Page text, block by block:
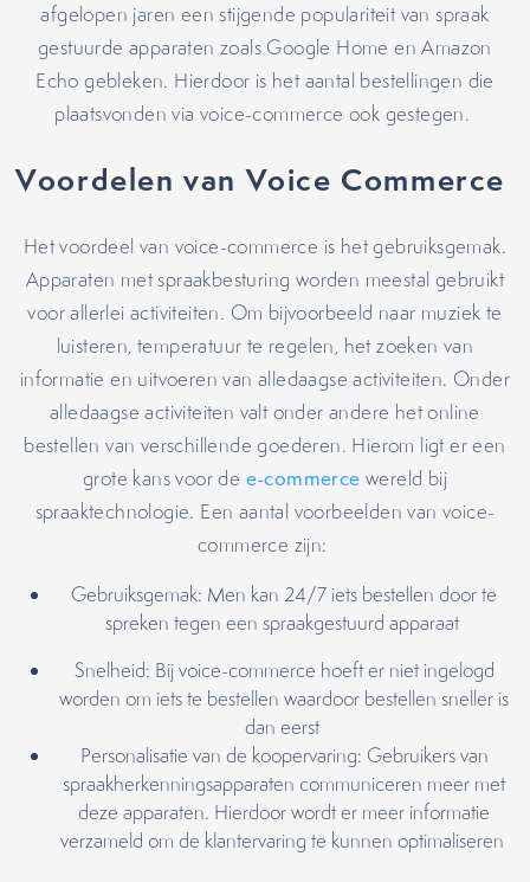
afgelopen jaren een stijgende populariteit van spraak
gestuurde apparaten zoals Google Home en Amazon
Echo gebleken. Hierdoor is het aantal bestellingen die
plaatsvonden via voice-commerce ook gestegen.
Voordelen van Voice Commerce
Het voordeel van voice-commerce is het gebruiksgemak.
Apparaten met spraakbesturing worden meestal gebruikt
voor allerlei activiteiten. Om bijvoorbeeld naar muziek te
luisteren, temperatuur te regelen, het zoeken van
informatie en uitvoeren van alledaagse activiteiten. Onder
alledaagse activiteiten valt onder andere het online
bestellen van verschillende goederen. Hierom ligt er een
grote kans voor de e-commerce wereld bij
spraaktechnologie. Een aantal voorbeelden van voice-
commerce zijn:
Gebruiksgemak: Men kan 24/7 iets bestellen door te
spreken tegen een spraakgestuurd apparaat
Snelheid: Bij voice-commerce hoeft er niet ingelogd
worden om iets te bestellen waardoor bestellen sneller is
dan eerst
Personalisatie van de koopervaring: Gebruikers van
spraakherkenningsapparaten communiceren meer met
deze apparaten. Hierdoor wordt er meer informatie
verzameld om de klantervaring te kunnen optimaliseren